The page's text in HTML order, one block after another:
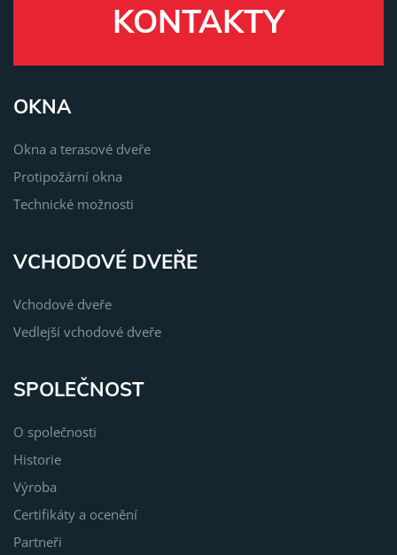
KONTAKTY
OKNA
Okna a terasové dveře
Protipožární okna
Technické možnosti
VCHODOVÉ DVEŘE
Vchodové dveře
Vedlejší vchodové dveře
SPOLEČNOST
O společnosti
Historie
Výroba
Certifikáty a ocenění
Partneři